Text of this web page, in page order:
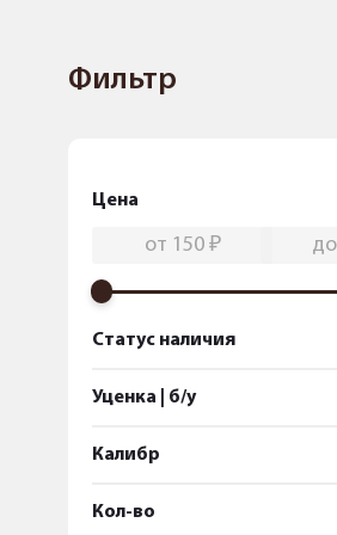
Фильтр
Цена
Статус наличия
Уценка | б/у
Калибр
Кол-во